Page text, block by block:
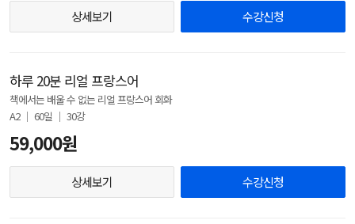
상세보기 수강신청
하루 20분 리얼 프랑스어
책에서는 배울 수 없는 리얼 프랑스어 회화
A2 │ 60일 │ 30강
59,000원
상세보기 수강신청